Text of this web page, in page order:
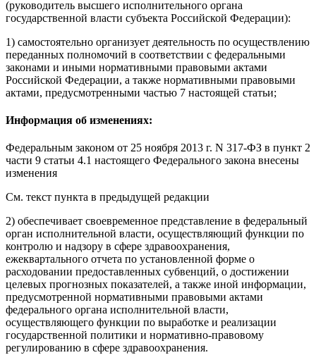
(руководитель высшего исполнительного органа
государственной власти субъекта Российской Федерации):
1) самостоятельно организует деятельность по осуществлению
переданных полномочий в соответствии с федеральными
законами и иными нормативными правовыми актами
Российской Федерации, а также нормативными правовыми
актами, предусмотренными частью 7 настоящей статьи;
Информация об изменениях:
Федеральным законом от 25 ноября 2013 г. N 317-ФЗ в пункт 2
части 9 статьи 4.1 настоящего Федерального закона внесены
изменения
См. текст пункта в предыдущей редакции
2) обеспечивает своевременное представление в федеральный
орган исполнительной власти, осуществляющий функции по
контролю и надзору в сфере здравоохранения,
ежеквартального отчета по установленной форме о
расходовании предоставленных субвенций, о достижении
целевых прогнозных показателей, а также иной информации,
предусмотренной нормативными правовыми актами
федерального органа исполнительной власти,
осуществляющего функции по выработке и реализации
государственной политики и нормативно-правовому
регулированию в сфере здравоохранения.